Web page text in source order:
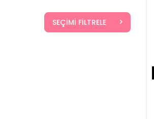
SEÇIMI FILTRELE